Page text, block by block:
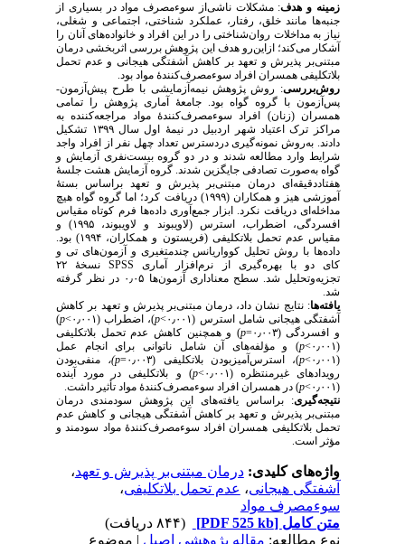
زمینه و هدف:مشکلات ناشی‌از سوءمصرف مواد در بسیاری از
جنبه‌ها مانند خلق، رفتار، عملکرد شناختی، اجتماعی و شغلی،
نیاز به مداخلات روان‌شناختی را در این افراد و خانواده‌‌های آنان را
آشکار می‌‌کند؛ ازاین‌رو هدف این پژوهش بررسی اثربخشی درمان
مبتنی‌بر پذیرش و تعهد بر کاهش آشفتگی هیجانی و عدم تحمل
بلاتکلیفی همسران افراد سوء‌مصرف‌کنندهٔ مواد بود.
روش‌بررسی:روش پژوهش نیمه‌آزمایشی با طرح پیش‌آزمون-
پس‌آزمون با گروه گواه بود. جامعهٔ آماری پژوهش را تمامی
همسران (زنان) افراد سوء‌مصرف‌کنندهٔ مواد مراجعه‌کننده به
مراکز ترک اعتیاد شهر اردبیل در نیمهٔ اول سال ۱۳۹۹ تشکیل
دادند. به‌روش نمونه‌گیری دردسترس تعداد چهل نفر از افراد واجد
شرایط وارد مطالعه شدند و در دو گروه بیست‌نفری آزمایش و
گواه به‌صورت تصادفی جایگزین شدند. گروه آزمایش هشت جلسهٔ
هفتاددقیقه‌ای درمان مبتنی‌بر پذیرش و تعهد براساس بستۀ
آموزشی هیز و همکاران (۱۹۹۹) دریافت کرد؛ اما گروه گواه هیچ
مداخله‌ای دریافت نکرد. ابزار جمع‌آوری داده‌ها فرم کوتاه مقیاس
افسردگی، اضطراب، استرس (لاویبوند و لاویبوند، ۱۹۹۵) و
مقیاس عدم تحمل بلاتکلیفی (فریستون و همکاران، ۱۹۹۴) بود.
داده‌ها با روش تحلیل کوواریانس چندمتغیری و آزمون‌های تی و
کای دو
با بهره‌گیری از نرم‌افزار آماریSPSS
نسخهٔ ۲۲
تجزیه‌وتحلیل شد.
سطح معناداری آزمون‌ها ۰٫۰۵ در نظر گرفته
شد.
یافته‌ها: نتایج نشان داد، درمان مبتنی‌بر پذیرش و تعهد بر کاهش
آشفتگی هیجانی شامل استرس (۰٫۰۰۱>
p)، اضطراب (۰٫۰۰۱> p
)
و افسردگی (۰٫۰۰۳=
p) و همچنین کاهش عدم تحمل بلاتکلیفی
p) و مؤلفه‌های آن شامل ناتوانی برای انجام عمل
p)، استرس‌آمیزبودن بلاتکلیفی (۰٫۰۰۳= p)،منفی‌بودن
رویدادهای غیرمنتظره (۰٫۰۰۱>
p) و بلاتکلیفی در مورد آینده
p) در همسران افراد سوء‌مصرف‌کنندهٔ مواد تأثیر داشت.
نتیجه‌گیری :براساس یافته‌های این پژوهش سودمندی درمان
مبتنی‌بر پذیرش و تعهد بر کاهش آشفتگی هیجانی و کاهش عدم
تحمل بلاتکلیفی همسران افراد سوء‌مصرف‌کنندهٔ مواد سودمند و
مؤثر است.
واژه‌های کلیدی:درمان مبتنی‌بر پذیرش و تعهد،
آشفتگی هیجانی،عدم تحمل بلاتکلیفی،
سوء‌مصرف مواد
متن کامل[PDF 525 kb]
نوع مطالعه:مقاله پژوهشی اصیل| موضوع